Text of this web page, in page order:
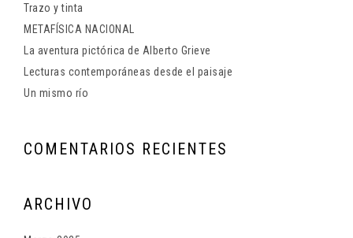
Trazo y tinta
METAFÍSICA NACIONAL
La aventura pictórica de Alberto Grieve
Lecturas contemporáneas desde el paisaje
Un mismo río
COMENTARIOS RECIENTES
ARCHIVO